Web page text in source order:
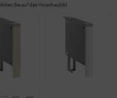
Sie auf das Vorschaubild